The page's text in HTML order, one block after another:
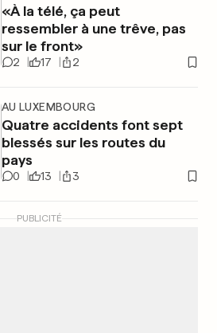
«À la télé, ça peut
ressembler à une trêve, pas
sur le front»
2 17 2
AU LUXEMBOURG
Quatre accidents font sept
blessés sur les routes du
pays
0 13 3
PUBLICITÉ